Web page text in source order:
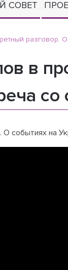
СОВЕТ
разговор.
в
событиях на